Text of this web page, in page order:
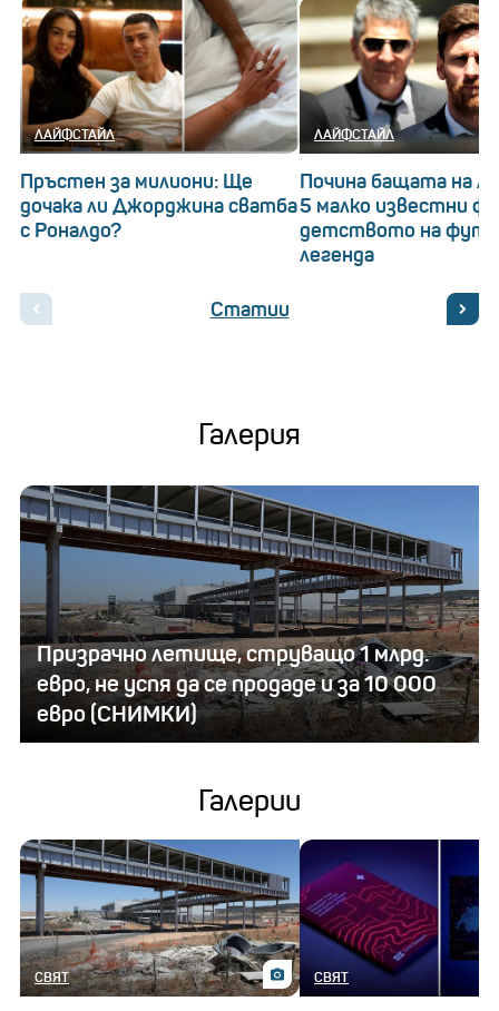
ЛАЙФСТАЙЛ
Пръстен за милиони: Ще
дочака ли Джорджина сватба
с Роналдо?
ЛАЙФСТАЙЛ
Почина бащата на
5 малко известни
детството на
легенда
Статии
Галерия
Призрачно летище, струващо 1 млрд.
евро, не успя да се продаде и за 10 000
евро (СНИМКИ)
Галерии
СВЯТ СВЯТ